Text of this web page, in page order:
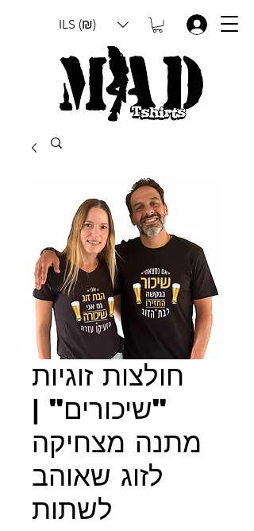
ILS (₪) .
חולצות זוגיות
"שיכורים" |
מתנה מצחיקה
לזוג שאוהב
לשתות